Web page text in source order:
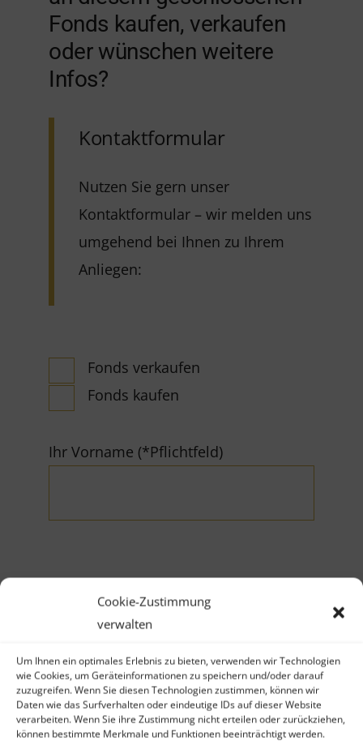
Cookie-Zustimmung
verwalten
Um Ihnen ein optimales Erlebnis zu bieten, verwenden wir Technologien
wie Cookies, um Geräteinformationen zu speichern und/oder darauf
zuzugreifen. Wenn Sie diesen Technologien zustimmen, können wir
Daten wie das Surfverhalten oder eindeutige IDs auf dieser Website
verarbeiten. Wenn Sie ihre Zustimmung nicht erteilen oder zurückziehen,
können bestimmte Merkmale und Funktionen beeinträchtigt werden.
Fonds kaufen, verkaufen
oder wünschen weitere
Infos?
Kontaktformular
Nutzen Sie gern unser
Kontaktformular – wir melden uns
umgehend bei Ihnen zu Ihrem
Anliegen:
Fonds verkaufen
Fonds kaufen
Ihr Vorname (*Pflichtfeld)
Firma